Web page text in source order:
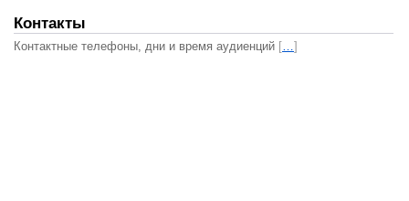
Контакты
Контактные телефоны, дни и время аудиенций […]